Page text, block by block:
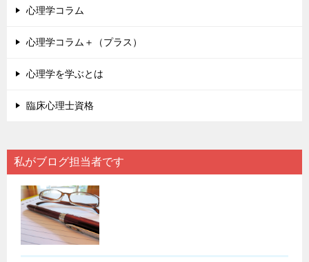
心理学コラム
心理学コラム＋（プラス）
心理学を学ぶとは
臨床心理士資格
私がブログ担当者です